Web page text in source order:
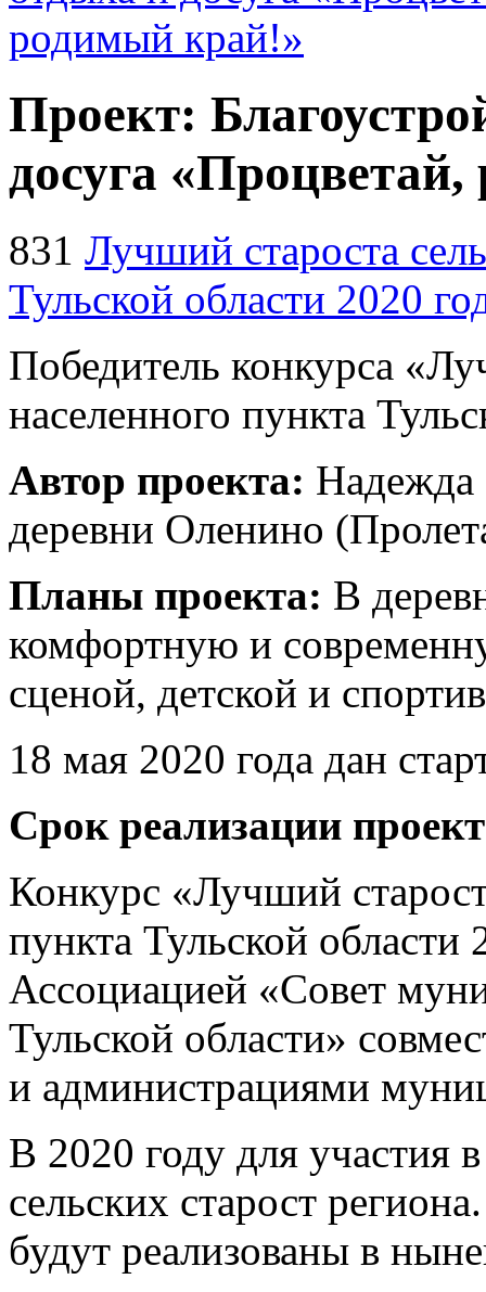
Проект:
досуга
831 Лучший староста
Тульской области 2020
Победитель конкурса
населенного пункта
Автор проекта: Надежда
деревни Оленино
Планы проекта: В
комфортную и
сценой, детской и
18 мая 2020 года дан
Срок реализации
Конкурс «Лучший
пункта Тульской области
Ассоциацией «Совет
Тульской области»
и администрациями
В 2020 году для участия
сельских старост
будут реализованы в